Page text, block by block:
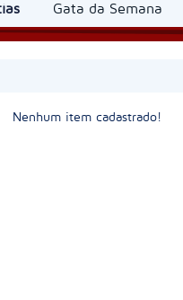
Gata da Semana
Nenhum item cadastrado!